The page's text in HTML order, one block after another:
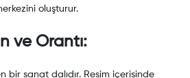
oluşturur.
ve Orantı:
bir sanat dalıdır. Resim içerisinde